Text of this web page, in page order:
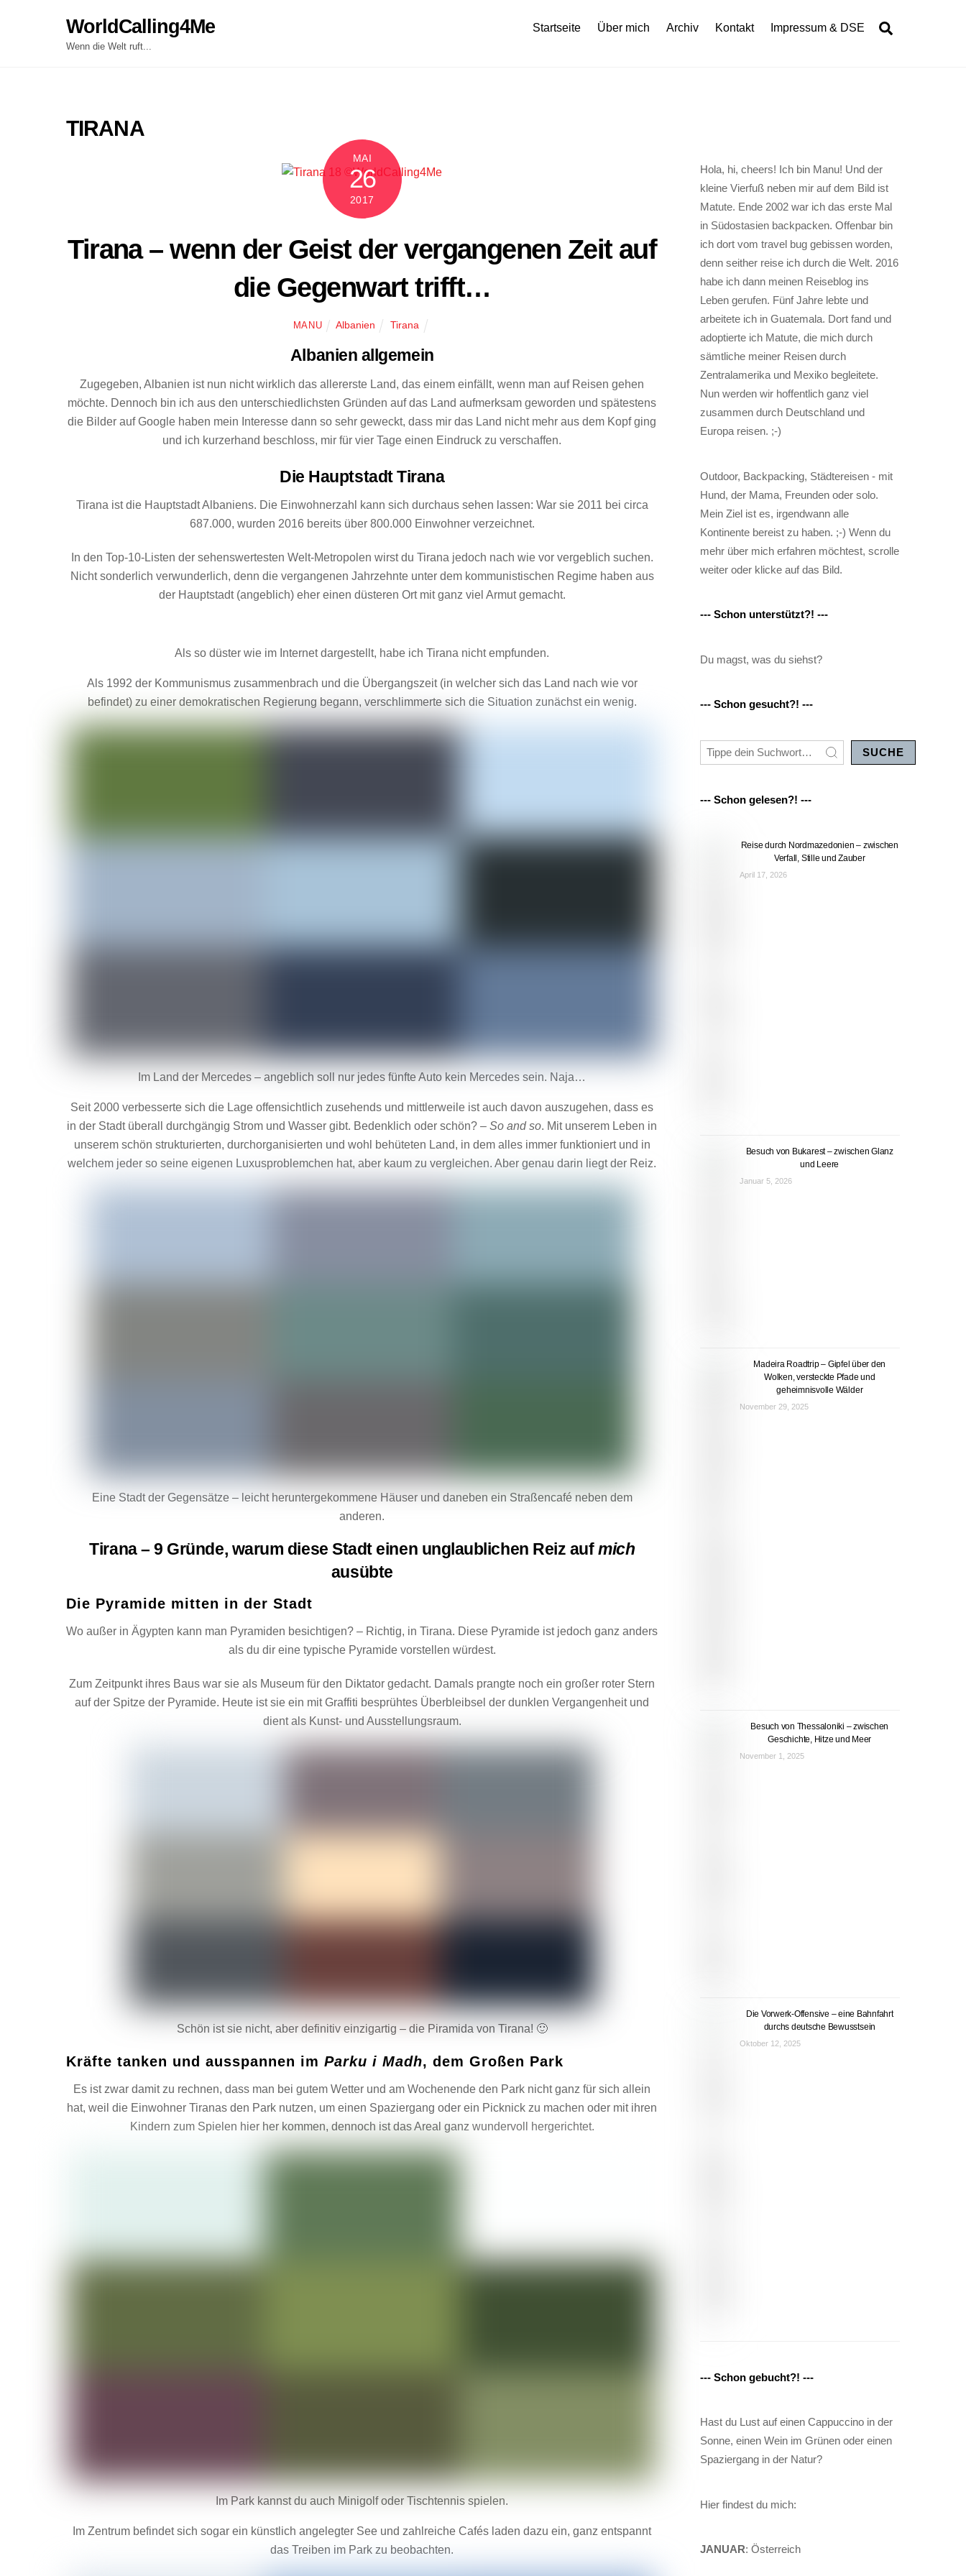
WorldCalling4Me
Wenn die Welt ruft...
Startseite Über mich Archiv Kontakt Impressum & DSE
TIRANA
MAI
26
2017
Tirana – wenn der Geist der vergangenen Zeit auf
die Gegenwart trifft…
MANU Albanien Tirana
Albanien allgemein
Zugegeben, Albanien ist nun nicht wirklich das allererste Land, das einem einfällt, wenn man auf Reisen gehen
möchte. Dennoch bin ich aus den unterschiedlichsten Gründen auf das Land aufmerksam geworden und spätestens
die Bilder auf Google haben mein Interesse dann so sehr geweckt, dass mir das Land nicht mehr aus dem Kopf ging
und ich kurzerhand beschloss, mir für vier Tage einen Eindruck zu verschaffen.
Die Hauptstadt Tirana
Tirana ist die Hauptstadt Albaniens. Die Einwohnerzahl kann sich durchaus sehen lassen: War sie 2011 bei circa
687.000, wurden 2016 bereits über 800.000 Einwohner verzeichnet.
In den Top-10-Listen der sehenswertesten Welt-Metropolen wirst du Tirana jedoch nach wie vor vergeblich suchen.
Nicht sonderlich verwunderlich, denn die vergangenen Jahrzehnte unter dem kommunistischen Regime haben aus
der Hauptstadt (angeblich) eher einen düsteren Ort mit ganz viel Armut gemacht.
Als so düster wie im Internet dargestellt, habe ich Tirana nicht empfunden.
Als 1992 der Kommunismus zusammenbrach und die Übergangszeit (in welcher sich das Land nach wie vor
befindet) zu einer demokratischen Regierung begann, verschlimmerte sich die Situation zunächst ein wenig.
Im Land der Mercedes – angeblich soll nur jedes fünfte Auto kein Mercedes sein. Naja…
Seit 2000 verbesserte sich die Lage offensichtlich zusehends und mittlerweile ist auch davon auszugehen, dass es
in der Stadt überall durchgängig Strom und Wasser gibt. Bedenklich oder schön? –So and so. Mit unserem Leben in
unserem schön strukturierten, durchorganisierten und wohl behüteten Land, in dem alles immer funktioniert und in
welchem jeder so seine eigenen Luxusproblemchen hat, aber kaum zu vergleichen. Aber genau darin liegt der Reiz.
Eine Stadt der Gegensätze – leicht heruntergekommene Häuser und daneben ein Straßencafé neben dem
anderen.
Tirana – 9 Gründe, warum diese Stadt einen unglaublichen Reiz aufmich
ausübte
Die Pyramide mitten in der Stadt
Wo außer in Ägypten kann man Pyramiden besichtigen? – Richtig, in Tirana. Diese Pyramide ist jedoch ganz anders
als du dir eine typische Pyramide vorstellen würdest.
Zum Zeitpunkt ihres Baus war sie als Museum für den Diktator gedacht. Damals prangte noch ein großer roter Stern
auf der Spitze der Pyramide. Heute ist sie ein mit Graffiti besprühtes Überbleibsel der dunklen Vergangenheit und
dient als Kunst- und Ausstellungsraum.
Schön ist sie nicht, aber definitiv einzigartig – die Piramida von Tirana! 🙂
Kräfte tanken und ausspannen im Parku i Madh, dem Großen Park
Es ist zwar damit zu rechnen, dass man bei gutem Wetter und am Wochenende den Park nicht ganz für sich allein
hat, weil die Einwohner Tiranas den Park nutzen, um einen Spaziergang oder ein Picknick zu machen oder mit ihren
Kindern zum Spielen hier her kommen, dennoch ist das Areal ganz wundervoll hergerichtet.
Im Park kannst du auch Minigolf oder Tischtennis spielen.
Im Zentrum befindet sich sogar ein künstlich angelegter See und zahlreiche Cafés laden dazu ein, ganz entspannt
das Treiben im Park zu beobachten.
Hola, hi, cheers! Ich bin Manu! Und der
kleine Vierfuß neben mir auf dem Bild ist
Matute. Ende 2002 war ich das erste Mal
in Südostasien backpacken. Offenbar bin
ich dort vom travel bug gebissen worden,
denn seither reise ich durch die Welt. 2016
habe ich dann meinen Reiseblog ins
Leben gerufen. Fünf Jahre lebte und
arbeitete ich in Guatemala. Dort fand und
adoptierte ich Matute, die mich durch
sämtliche meiner Reisen durch
Zentralamerika und Mexiko begleitete.
Nun werden wir hoffentlich ganz viel
zusammen durch Deutschland und
Europa reisen. ;-)
Outdoor, Backpacking, Städtereisen - mit
Hund, der Mama, Freunden oder solo.
Mein Ziel ist es, irgendwann alle
Kontinente bereist zu haben. ;-) Wenn du
mehr über mich erfahren möchtest, scrolle
weiter oder klicke auf das Bild.
--- Schon unterstützt?! ---
Du magst, was du siehst?
--- Schon gesucht?! ---
SUCHE
--- Schon gelesen?! ---
Reise durch Nordmazedonien – zwischen
Verfall, Stille und Zauber
April 17, 2026
Besuch von Bukarest – zwischen Glanz
und Leere
Januar 5, 2026
Madeira Roadtrip – Gipfel über den
Wolken, versteckte Pfade und
geheimnisvolle Wälder
November 29, 2025
Besuch von Thessaloniki – zwischen
Geschichte, Hitze und Meer
November 1, 2025
Die Vorwerk-Offensive – eine Bahnfahrt
durchs deutsche Bewusstsein
Oktober 12, 2025
--- Schon gebucht?! ---
Hast du Lust auf einen Cappuccino in der
Sonne, einen Wein im Grünen oder einen
Spaziergang in der Natur?
Hier findest du mich:
JANUAR: Österreich